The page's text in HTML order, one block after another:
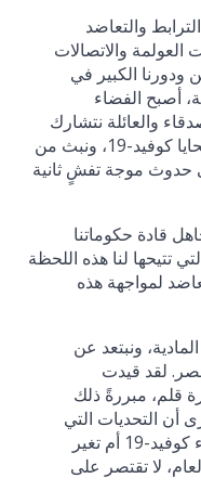
والتعاضد
والاتصالات
ودورنا الكبير في
أصبح الفضاء
والعائلة نتشارك
فيها مشاعر الحزن والمواساة على ضحايا كوفيد-19، ونبث من
حدوث موجة تفشٍ ثانية
قادة حكوماتنا
تتيحها لنا هذه اللحظة
لمواجهة هذه
ونبتعد عن
لقد قيدت
قلم، مبررةً ذلك
أن التحديات التي
تواجهها الدول، سواء أكانت صحية جراء كوفيد-19 أم تغير
لا تقتصر على